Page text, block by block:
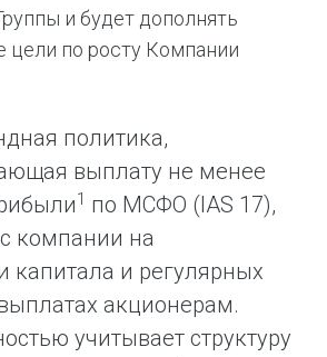
и будет дополнять
цели по росту Компании
политика,
выплату не менее
1 по МСФО (IAS 17),
компании на
капитала и регулярных
акционерам.
учитывает структуру